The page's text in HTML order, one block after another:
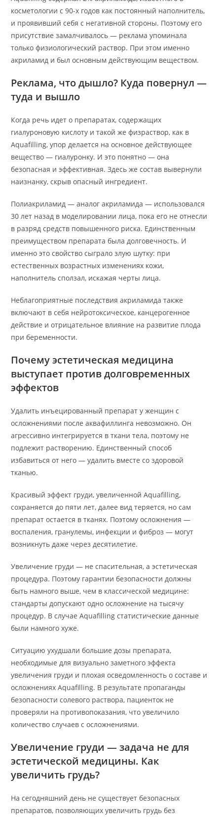
косметологии с 90-х годов как постоянный наполнитель,
и проявивший себя с негативной стороны. Поэтому его
присутствие замалчивалось — реклама упоминала
только физиологический раствор. При этом именно
акриламид и был основным действующим веществом.
Реклама, что дышло? Куда повернул —
туда и вышло
Когда речь идет о препаратах, содержащих
гиалуроновую кислоту и такой же физраствор, как в
Aquafilling, упор делается на основное действующее
вещество — гиалуронку. И это понятно — она
безопасная и эффективная. Здесь же состав вывернули
наизнанку, скрыв опасный ингредиент.
Полиакриламид — аналог акриламида — использовался
30 лет назад в моделировании лица, пока его не отнесли
в разряд средств повышенного риска. Единственным
преимуществом препарата была долговечность. И
именно это свойство сыграло злую шутку: при
естественных возрастных изменениях кожи,
наполнитель сползал, искажая черты лица.
Неблагоприятные последствия акриламида также
включают в себя нейротоксическое, канцерогенное
действие и отрицательное влияние на развитие плода
при беременности.
Почему эстетическая медицина
выступает против долговременных
эффектов
Удалить инъецированный препарат у женщин с
осложнениями после аквафиллинга невозможно. Он
агрессивно интегрируется в ткани тела, поэтому не
подлежит растворению. Единственный способ
избавиться от него — удалить вместе со здоровой
тканью.
Красивый эффект груди, увеличенной Aquafilling,
сохраняется до пяти лет, далее вид теряется, но сам
препарат остается в тканях. Поэтому осложнения —
воспаления, гранулемы, инфекции и фиброз — могут
возникнуть даже через десятилетие.
Увеличение груди — не спасительная, а эстетическая
процедура. Поэтому гарантии безопасности должны
быть намного выше, чем в классической медицине:
стандарты допускают одно осложнение на тысячу
процедур. В случае Aquafilling статистические данные
были намного хуже.
Ситуацию ухудшали большие дозы препарата,
необходимые для визуально заметного эффекта
увеличения груди и плохая осведомленность о составе и
осложнениях Aquafilling. В результате пропаганды
безопасности солевого раствора, пациенток не
проверяли на противопоказания, что увеличило
количество случаев с осложнениями.
Увеличение груди — задача не для
эстетической медицины. Как
увеличить грудь?
На сегодняшний день не существует безопасных
препаратов, позволяющих увеличить грудь без